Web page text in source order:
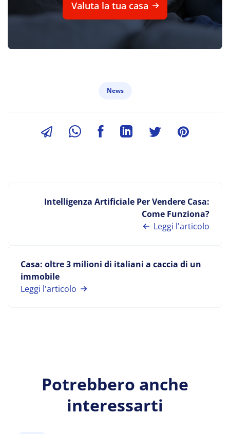
Valuta la tua casa
News
Intelligenza Artificiale Per Vendere Casa:
Come Funziona?
Leggi l'articolo
Casa: oltre 3 milioni di italiani a caccia di un
immobile
Leggi l'articolo
Potrebbero anche
interessarti